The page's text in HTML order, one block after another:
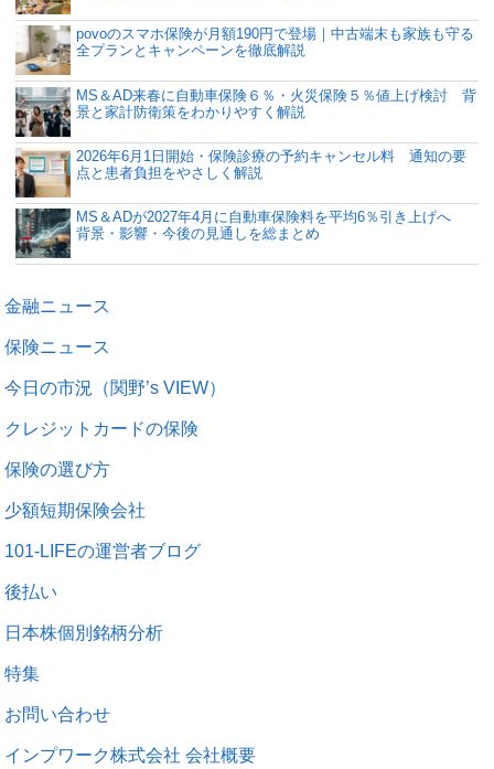
povoのスマホ保険が月額190円で登場｜中古端末も家族も守る
全プランとキャンペーンを徹底解説
MS＆AD来春に自動車保険６％・火災保険５％値上げ検討 背
景と家計防衛策をわかりやすく解説
2026年6月1日開始・保険診療の予約キャンセル料 通知の要
点と患者負担をやさしく解説
MS＆ADが2027年4月に自動車保険料を平均6％引き上げへ
背景・影響・今後の見通しを総まとめ
金融ニュース
保険ニュース
今日の市況（関野’s VIEW）
クレジットカードの保険
保険の選び方
少額短期保険会社
101-LIFEの運営者ブログ
後払い
日本株個別銘柄分析
特集
お問い合わせ
インプワーク株式会社 会社概要